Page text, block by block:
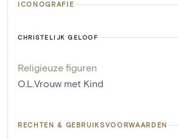
ICONOGRAFIE
CHRISTELIJK GELOOF
Religieuze figuren
O.L.Vrouw met Kind
RECHTEN & GEBRUIKSVOORWAARDEN